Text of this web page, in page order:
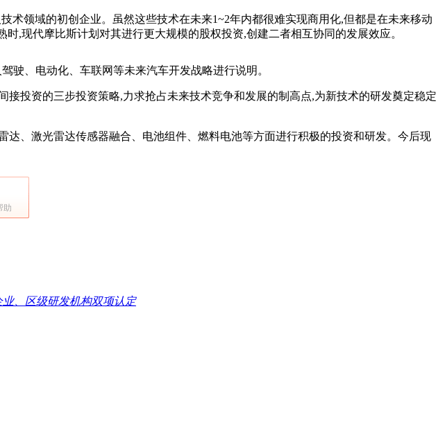
领域的初创企业。虽然这些技术在未来1~2年内都很难实现商用化,但都是在未来移动
,现代摩比斯计划对其进行更大规模的股权投资,创建二者相互协同的发展效应。
、电动化、车联网等未来汽车开发战略进行说明。
资的三步投资策略,力求抢占未来技术竞争和发展的制高点,为新技术的研发奠定稳定
、激光雷达传感器融合、电池组件、燃料电池等方面进行积极的投资和研发。今后现
助
业、区级研发机构双项认定